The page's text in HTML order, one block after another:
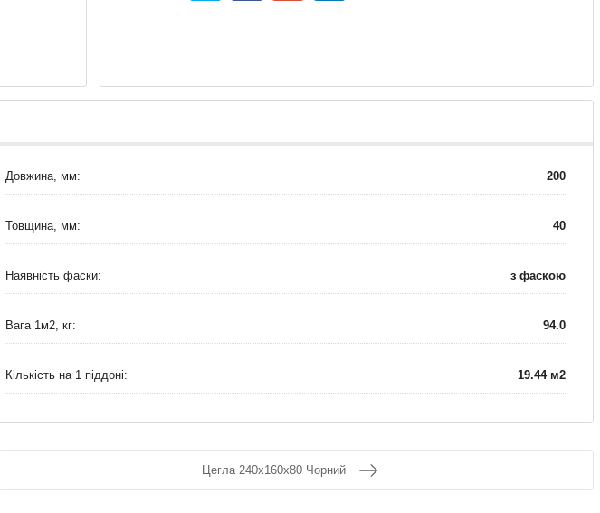
Довжина, мм: 200
Товщина, мм: 40
Наявність фаски: з фаскою
Вага 1м2, кг: 94.0
Кількість на 1 піддоні: 19.44 м2
Цегла 240x160x80 Чорний